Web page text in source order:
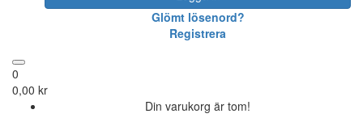
Glömt lösenord?
Registrera
0
0,00 kr
Din varukorg är tom!